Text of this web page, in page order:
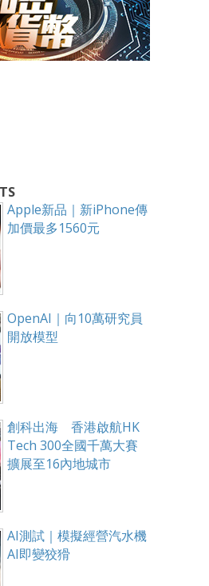
Apple新品｜新iPhone傳
加價最多1560元
OpenAI｜向10萬研究員
開放模型
創科出海 香港啟航HK
Tech 300全國千萬大賽
擴展至16內地城市
AI測試｜模擬經營汽水機
AI即變狡猾